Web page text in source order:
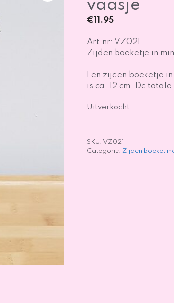
vaasje
€11.95
Art.nr: VZ021
Zijden boeketje in
Een zijden boeketje
is ca. 12 cm. De
Uitverkocht
SKU: VZ021
Categorie: Zijden boeket